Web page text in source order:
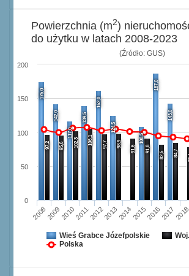
(Źródło: GUS)
175,0
142,0
117,0
139,5
162,0
124,5
108,5
187,0
143,0
97,2 95,6 102,3 106,1 97,7 98,9
91,6 91,8
82,5 84,7
20082009201020112012201320142015201620172018
0
50
100
150
200
Powierzchnia (m2)
do użytku w latach 2008-2023
Wieś Grabce Józefpolskie
Polska